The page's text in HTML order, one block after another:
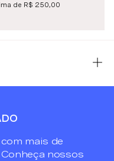
de R$ 250,00
mais de
nossos